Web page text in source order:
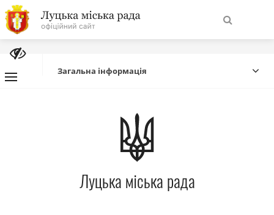
На
головну
Про місто
Міська влада
Міська рада
Загальна інформація
Луцька міська рада